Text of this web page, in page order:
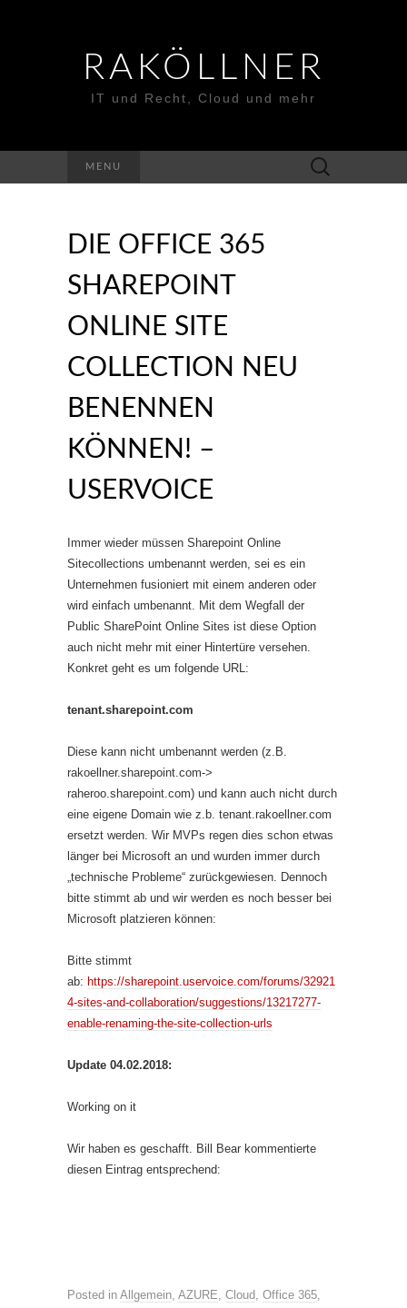
RAKÖLLNER
IT und Recht, Cloud und mehr
MENU
Suchen
nach:
DIE OFFICE 365
SHAREPOINT
ONLINE SITE
COLLECTION NEU
BENENNEN
KÖNNEN! –
USERVOICE
Immer wieder müssen Sharepoint Online
Sitecollections umbenannt werden, sei es ein
Unternehmen fusioniert mit einem anderen oder
wird einfach umbenannt. Mit dem Wegfall der
Public SharePoint Online Sites ist diese Option
auch nicht mehr mit einer Hintertüre versehen.
Konkret geht es um folgende URL:
tenant.sharepoint.com
Diese kann nicht umbenannt werden (z.B.
rakoellner.sharepoint.com->
raheroo.sharepoint.com) und kann auch nicht durch
eine eigene Domain wie z.b. tenant.rakoellner.com
ersetzt werden. Wir MVPs regen dies schon etwas
länger bei Microsoft an und wurden immer durch
„technische Probleme“ zurückgewiesen. Dennoch
bitte stimmt ab und wir werden es noch besser bei
Microsoft platzieren können:
Bitte stimmt
ab: https://sharepoint.uservoice.com/forums/32921
4-sites-and-collaboration/suggestions/13217277-
enable-renaming-the-site-collection-urls
Update 04.02.2018:
Working on it
Wir haben es geschafft. Bill Bear kommentierte
diesen Eintrag entsprechend:
Posted in Allgemein, AZURE, Cloud, Office 365,